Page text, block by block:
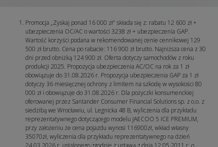
Promocja „Zyskaj ponad 16 000 zł" składa się z: rabatu 12 600 zł +
ubezpieczenia OC/AC o wartości 3238 zł + ubezpieczenia GAP.
Wartość korzyści podana w rekomendowanej cenie cennikowej 129
500 zł brutto. Cena po rabacie: 116 900 zł brutto. Najniższa cena z 30
dni przed obniżką 124 900 zł. Oferta dotyczy samochodów z roku
produkcji 2025. Propozycja ubezpieczenia AC/OC na rok za 1 zł
obowiązuje do 31.08.2026 r. Propozycja ubezpieczenia GAP za 1 zł
dotyczy 36 miesięcznej ochrony z limitem na szkodę w wysokości 80
000 zł i obowiązuje do 31.08.2026 r. Dla pożyczki konsumenckiej
oferowanej przez Santander Consumer Financial Solutions sp. z o.o. z
siedzibą we Wrocławiu, ul. Legnicka 48 B, wyliczenia dla przykładu
reprezentatywnego dotyczącego modelu JAECOO 5 ICE PREMIUM,
przy założeniu że cena pojazdu wynosi 116900zł, wkład własny
35070zł, wyliczenia dla przykładu reprezentatywnego na dzień